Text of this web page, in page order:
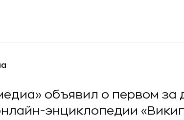
объявил о первом за
энциклопедии